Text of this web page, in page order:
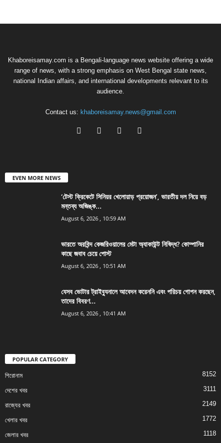
Khaboreisamay.com is a Bengali-language news website offering a wide
range of news, with a strong emphasis on West Bengal state news,
national Indian affairs, and international developments relevant to its
audience.
Contact us: khaboreisamay.news@gmail.com
EVEN MORE NEWS
‘টেস্ট ক্রিকেটে সিনিয়র খেলোয়াড় প্রয়োজন’, ভারতীয় দল নিয়ে বড়
মন্তব্য অজিঙ্ক...
August 6, 2026 , 10:59 AM
ভারতে অরবিন্দ কেজরিওয়ালের মেটা অ্যাকাউন্ট নিষিদ্ধ? কোম্পানির
কাছে জবাব চেয়ে পোস্ট
August 6, 2026 , 10:51 AM
যেসব ভোটার ট্রাইব্যুনালে আবেদন করেননি এবং পরিচয় গোপন করছেন,
তাদের বিবরণ...
August 6, 2026 , 10:41 AM
POPULAR CATEGORY
শিরোনাম 8152
দেশের খবর 3111
রাজ্যের খবর 2149
খেলার খবর 1772
জেলার খবর 1118